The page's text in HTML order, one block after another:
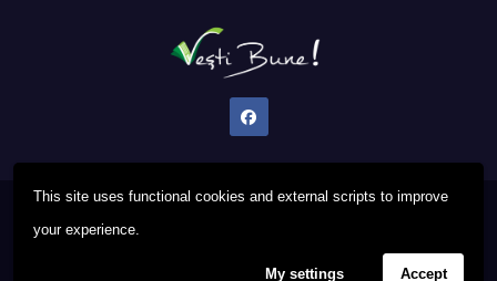
This site uses functional cookies and external scripts to improve
your experience.
My settings Accept
Proudly powered by WordPress
Privacy PolicyFAQ